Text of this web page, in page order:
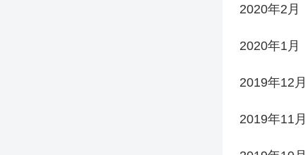
2020年2月
2020年1月
2019年12月
2019年11月